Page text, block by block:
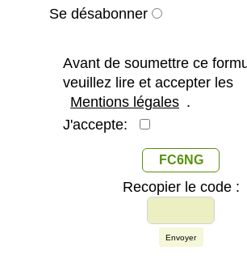
Se désabonner
Avant de soumettre ce
veuillez lire et accepter les
Mentions légales .
J'accepte:
FC6NG
Recopier le code :
Envoyer